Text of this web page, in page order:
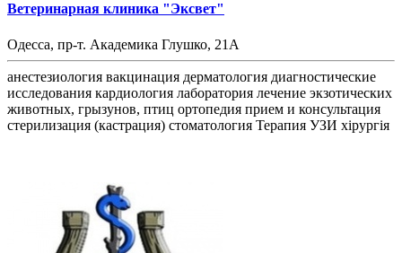
Ветеринарная клиника "Эксвет"
Одесса, пр-т. Академика Глушко, 21А
анестезиология вакцинация дерматология диагностические
исследования кардиология лаборатория лечение экзотических
животных, грызунов, птиц ортопедия прием и консультация
стерилизация (кастрация) стоматология Терапия УЗИ хірургія